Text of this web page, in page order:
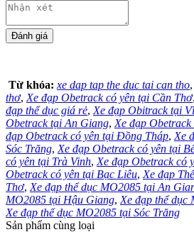
Từ khóa: xe dap tap the duc tai can tho,
thơ, Xe đạp Obetrack có yên tại Cần Thơ,
đạp thể dục giá rẻ, Xe đạp Obitrack tại
Obetrack tại An Giang, Xe đạp
đạp Obetrack có yên tại Đồng Tháp, Xe
Sóc Trăng, Xe đạp Obetrack có yên tại
có yên tại Trà Vinh, Xe đạp Obetrack có
Obetrack có yên tại Bạc Liêu, Xe đạp
Thơ, Xe đạp thể dục MO2085 tại An
MO2085 tại Hậu Giang, Xe đạp thể dục
Xe đạp thể dục MO2085 tại Sóc Trăng
Sản phẩm cùng loại